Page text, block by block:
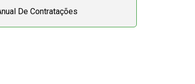
De Contratações